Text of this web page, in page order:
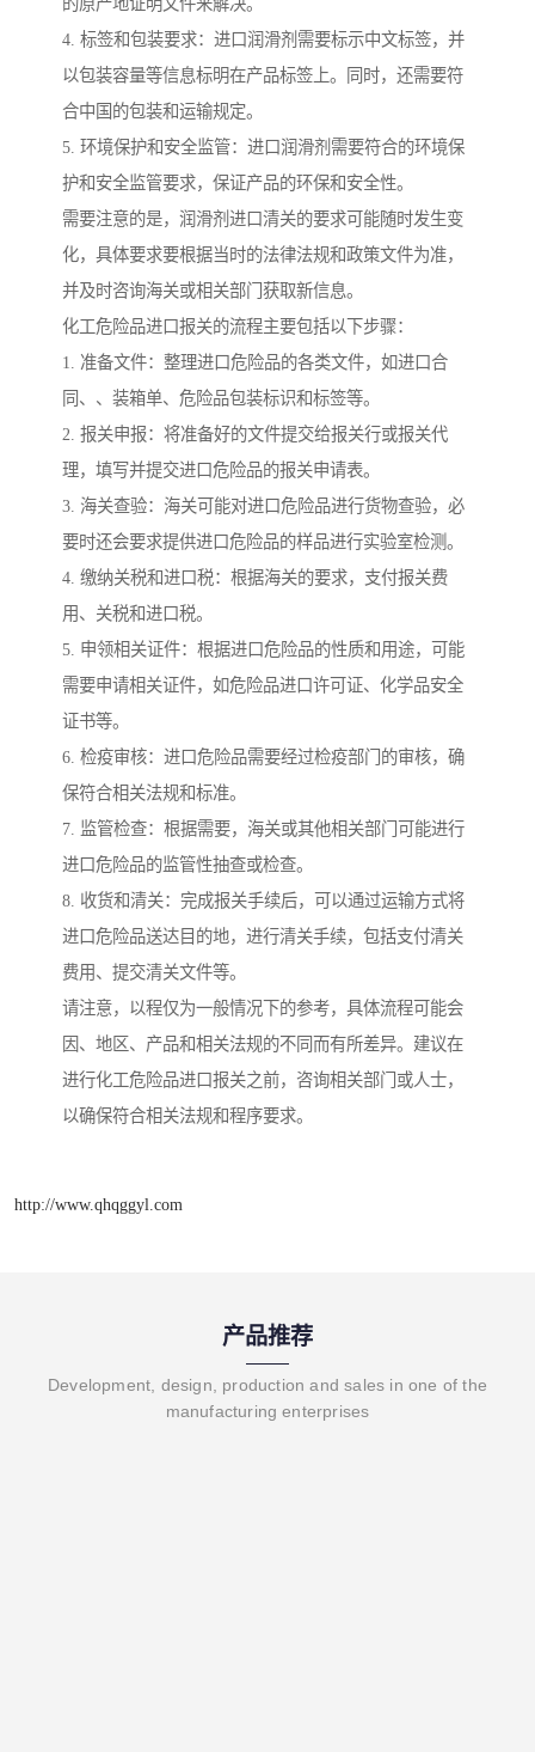
4. 标签和包装要求：进口润滑剂需要标示中文标签，并
以包装容量等信息标明在产品标签上。同时，还需要符
合中国的包装和运输规定。
5. 环境保护和安全监管：进口润滑剂需要符合的环境保
护和安全监管要求，保证产品的环保和安全性。
需要注意的是，润滑剂进口清关的要求可能随时发生变
化，具体要求要根据当时的法律法规和政策文件为准，
并及时咨询海关或相关部门获取新信息。
化工危险品进口报关的流程主要包括以下步骤：
1. 准备文件：整理进口危险品的各类文件，如进口合
同、、装箱单、危险品包装标识和标签等。
2. 报关申报：将准备好的文件提交给报关行或报关代
理，填写并提交进口危险品的报关申请表。
3. 海关查验：海关可能对进口危险品进行货物查验，必
要时还会要求提供进口危险品的样品进行实验室检测。
4. 缴纳关税和进口税：根据海关的要求，支付报关费
用、关税和进口税。
5. 申领相关证件：根据进口危险品的性质和用途，可能
需要申请相关证件，如危险品进口许可证、化学品安全
证书等。
6. 检疫审核：进口危险品需要经过检疫部门的审核，确
保符合相关法规和标准。
7. 监管检查：根据需要，海关或其他相关部门可能进行
进口危险品的监管性抽查或检查。
8. 收货和清关：完成报关手续后，可以通过运输方式将
进口危险品送达目的地，进行清关手续，包括支付清关
费用、提交清关文件等。
请注意，以程仅为一般情况下的参考，具体流程可能会
因、地区、产品和相关法规的不同而有所差异。建议在
进行化工危险品进口报关之前，咨询相关部门或人士，
以确保符合相关法规和程序要求。
http://www.qhqggyl.com
产品推荐
Development, design, production and sales in one of the
manufacturing enterprises